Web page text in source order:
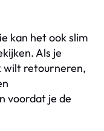
kan het ook slim
Als je
wilt retourneren,
voordat je de